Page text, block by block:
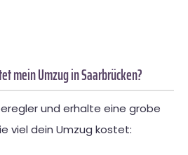
mein Umzug in Saarbrücken?
und erhalte eine grobe
viel dein Umzug kostet: